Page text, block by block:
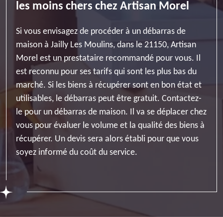
les moins chers chez Artisan Morel
Si vous envisagez de procéder à un débarras de
maison à Jailly Les Moulins, dans le 21150, Artisan
Morel est un prestataire recommandé pour vous. Il
est reconnu pour ses tarifs qui sont les plus bas du
marché. Si les biens à récupérer sont en bon état et
utilisables, le débarras peut être gratuit. Contactez-
le pour un débarras de maison. Il va se déplacer chez
vous pour évaluer le volume et la qualité des biens à
récupérer. Un devis sera alors établi pour que vous
soyez informé du coût du service.